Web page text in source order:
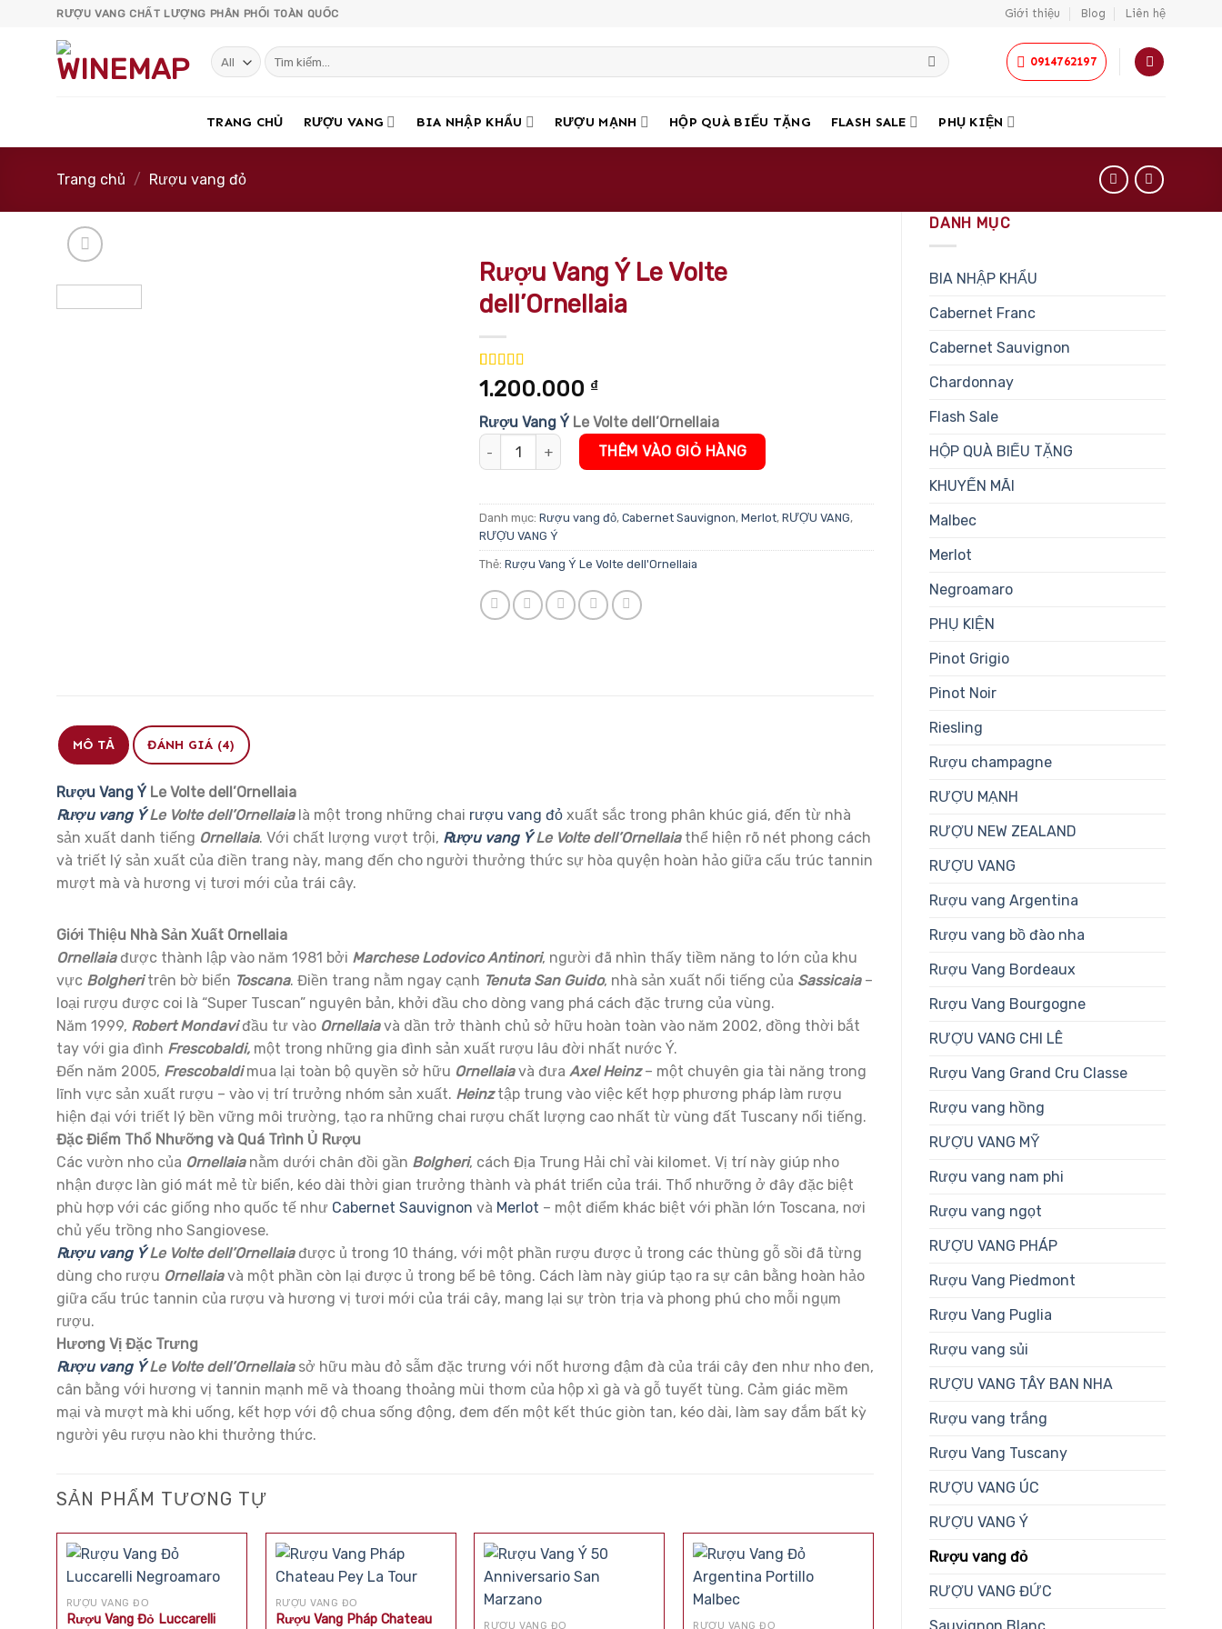
RƯỢU VANG CHẤT LƯỢNG PHÂN PHỐI TOÀN QUỐC Giới thiệu Blog Liên hệ
Tìm
kiếm:
0914762197
TRANG CHỦ RƯỢU VANG BIA NHẬP KHẨU RƯỢU MẠNH HỘP QUÀ BIẾU TẶNG FLASH SALE PHỤ KIỆN
Trang chủ / Rượu vang đỏ
DANH MỤC
BIA NHẬP KHẨU
Cabernet Franc
Cabernet Sauvignon
Chardonnay
Flash Sale
HỘP QUÀ BIẾU TẶNG
KHUYẾN MÃI
Malbec
Merlot
Negroamaro
PHỤ KIỆN
Pinot Grigio
Pinot Noir
Riesling
Rượu champagne
RƯỢU MẠNH
RƯỢU NEW ZEALAND
RƯỢU VANG
Rượu vang Argentina
Rượu vang bồ đào nha
Rượu Vang Bordeaux
Rượu Vang Bourgogne
RƯỢU VANG CHI LÊ
Rượu Vang Grand Cru Classe
Rượu vang hồng
RƯỢU VANG MỸ
Rượu vang nam phi
Rượu vang ngọt
RƯỢU VANG PHÁP
Rượu Vang Piedmont
Rượu Vang Puglia
Rượu vang sủi
RƯỢU VANG TÂY BAN NHA
Rượu vang trắng
Rượu Vang Tuscany
RƯỢU VANG ÚC
RƯỢU VANG Ý
Rượu vang đỏ
RƯỢU VANG ĐỨC
Sauvignon Blanc
Rượu Vang Ý Le Volte
dell’Ornellaia
5.00trên 5
dựa trên
4
1.200.000 ₫
Rượu Vang ÝLe Volte dell’Ornellaia
Rượu Vang Ý Le Volte dell'Ornellaia số lượng
THÊM VÀO GIỎ HÀNG
Danh mục: Rượu vang đỏ, Cabernet Sauvignon, Merlot, RƯỢU VANG,
RƯỢU VANG Ý
Thẻ: Rượu Vang Ý Le Volte dell'Ornellaia
MÔ TẢ ĐÁNH GIÁ (4)
Rượu Vang Ý Le Volte dell’Ornellaia
Rượu vang ÝLe Volte dell’Ornellaialà một trong những chai rượu vang đỏ xuất sắc trong phân khúc giá, đến từ nhà
sản xuất danh tiếng Ornellaia. Với chất lượng vượt trội, Rượu vang ÝLe Volte dell’Ornellaia thể hiện rõ nét phong cách
và triết lý sản xuất của điền trang này, mang đến cho người thưởng thức sự hòa quyện hoàn hảo giữa cấu trúc tannin
mượt mà và hương vị tươi mới của trái cây.
Giới Thiệu Nhà Sản Xuất Ornellaia
Ornellaiađược thành lập vào năm 1981 bởi Marchese Lodovico Antinori, người đã nhìn thấy tiềm năng to lớn của khu
vực Bolgheritrên bờ biển Toscana. Điền trang nằm ngay cạnh Tenuta San Guido, nhà sản xuất nổi tiếng của Sassicaia–
loại rượu được coi là “Super Tuscan” nguyên bản, khởi đầu cho dòng vang phá cách đặc trưng của vùng.
Năm 1999, Robert Mondaviđầu tư vào Ornellaiavà dần trở thành chủ sở hữu hoàn toàn vào năm 2002, đồng thời bắt
tay với gia đình Frescobaldi, một trong những gia đình sản xuất rượu lâu đời nhất nước Ý.
Đến năm 2005, Frescobaldimua lại toàn bộ quyền sở hữu Ornellaiavà đưa Axel Heinz– một chuyên gia tài năng trong
lĩnh vực sản xuất rượu – vào vị trí trưởng nhóm sản xuất. Heinztập trung vào việc kết hợp phương pháp làm rượu
hiện đại với triết lý bền vững môi trường, tạo ra những chai rượu chất lượng cao nhất từ vùng đất Tuscany nổi tiếng.
Đặc Điểm Thổ Nhưỡng và Quá Trình Ủ Rượu
Các vườn nho của Ornellaianằm dưới chân đồi gần Bolgheri, cách Địa Trung Hải chỉ vài kilomet. Vị trí này giúp nho
nhận được làn gió mát mẻ từ biển, kéo dài thời gian trưởng thành và phát triển của trái. Thổ nhưỡng ở đây đặc biệt
phù hợp với các giống nho quốc tế như Cabernet Sauvignon và Merlot – một điểm khác biệt với phần lớn Toscana, nơi
chủ yếu trồng nho Sangiovese.
Rượu vang ÝLe Volte dell’Ornellaiađược ủ trong 10 tháng, với một phần rượu được ủ trong các thùng gỗ sồi đã từng
dùng cho rượu Ornellaiavà một phần còn lại được ủ trong bể bê tông. Cách làm này giúp tạo ra sự cân bằng hoàn hảo
giữa cấu trúc tannin của rượu và hương vị tươi mới của trái cây, mang lại sự tròn trịa và phong phú cho mỗi ngụm
rượu.
Hương Vị Đặc Trưng
Rượu vang ÝLe Volte dell’Ornellaiasở hữu màu đỏ sẫm đặc trưng với nốt hương đậm đà của trái cây đen như nho đen,
cân bằng với hương vị tannin mạnh mẽ và thoang thoảng mùi thơm của hộp xì gà và gỗ tuyết tùng. Cảm giác mềm
mại và mượt mà khi uống, kết hợp với độ chua sống động, đem đến một kết thúc giòn tan, kéo dài, làm say đắm bất kỳ
người yêu rượu nào khi thưởng thức.
SẢN PHẨM TƯƠNG TỰ
RƯỢU VANG ĐỎ
Rượu Vang Đỏ Luccarelli
RƯỢU VANG ĐỎ
Rượu Vang Pháp Chateau
RƯỢU VANG ĐỎ RƯỢU VANG ĐỎ